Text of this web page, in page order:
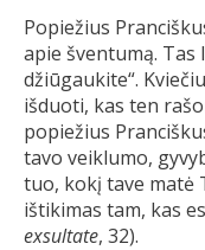
Popiežius
apie šventumą. Tas
džiūgaukite“.
išduoti, kas ten
popiežius
tavo veiklumo,
tuo, kokį tave matė
ištikimas tam, kas
exsultate, 32).